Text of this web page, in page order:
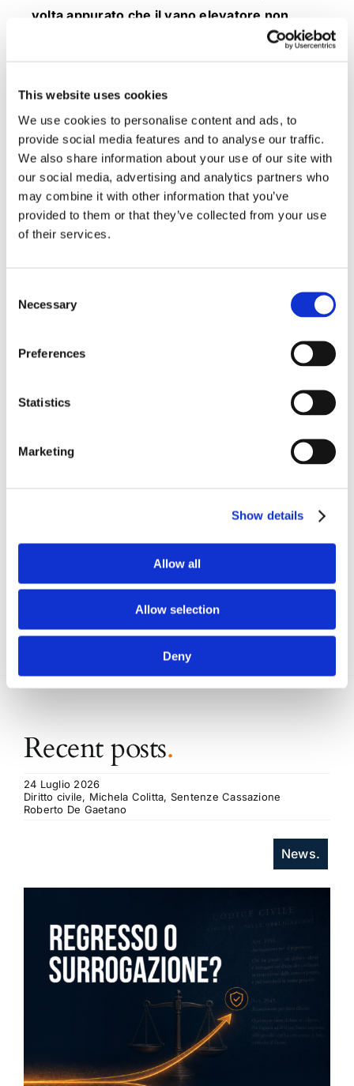
This website uses cookies
We use cookies to personalise content and ads, to
provide social media features and to analyse our traffic.
We also share information about your use of our site with
our social media, advertising and analytics partners who
may combine it with other information that you’ve
provided to them or that they’ve collected from your use
of their services.
Selection
Necessary
Preferences
Statistics
Marketing
Show details
Allow all
Allow selection
Deny
volta appurato che il vano elevatore non
intaccasse in alcun modo il diritto degli altri
del vano elevatore al fine di tutelare la
propria libertà di movimento.
Pertanto, il ricorrente, finalmente potrà godersi
la propria libertà di movimento.
-Laureanda Olga Cosentino-
Recent posts.
24 Luglio 2026
Diritto civile, Michela Colitta, Sentenze Cassazione
Roberto De Gaetano
News.